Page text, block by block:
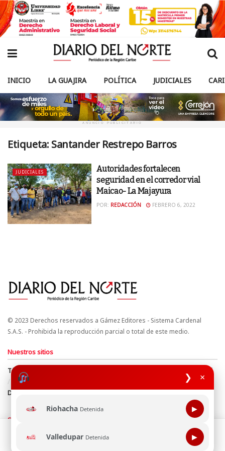
❯ ×
Riohacha Detenida ▶
Valledupar Detenida ▶
INICIO LA GUAJIRA POLÍTICA JUDICIALES
ANUNCIO PUBLICITARIO
Etiqueta: Santander Restrepo Barros
JUDICIALES
Autoridades fortalecen
seguridad en el corredor vial
Maicao- La Majayura
POR: REDACCIÓN FEBRERO 6, 2022
© 2023 Derechos reservados a Gámez Editores - Sistema Cardenal
S.A.S. - Prohibida la reproducción parcial o total de este medio.
Nuestros sitios
Términos y Condiciones
Derechos de Autor y Propiedad Intelectual
Política de uso de cookies
Política de Tratamiento de Datos
Directrices Editoriales
Síguenos
Esta página web usa cookie para mejorar tu experiencia de
navegación, al continuar aceptas nuestra política de uso de